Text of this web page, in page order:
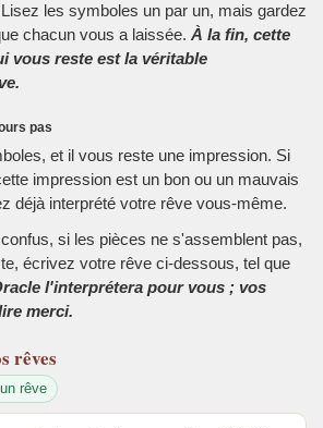
les symboles un par un, mais gardez
chacun vous a laissée. À la fin, cette
vous reste est la véritable
pas
et il vous reste une impression. Si
impression est un bon ou un mauvais
déjà interprété votre rêve vous-même.
si les pièces ne s'assemblent pas,
écrivez votre rêve ci-dessous, tel que
l'interprétera pour vous ; vos
merci.
rêves
rêve